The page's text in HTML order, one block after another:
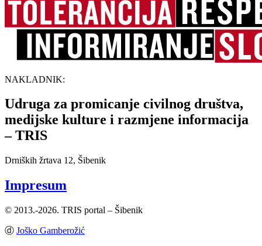
NAKLADNIK:
Udruga za promicanje civilnog društva,
medijske kulture i razmjene informacija
– TRIS
Drniških žrtava 12, Šibenik
Impresum
© 2013.-2026. TRIS portal – Šibenik
ⓓ Joško Gamberožić